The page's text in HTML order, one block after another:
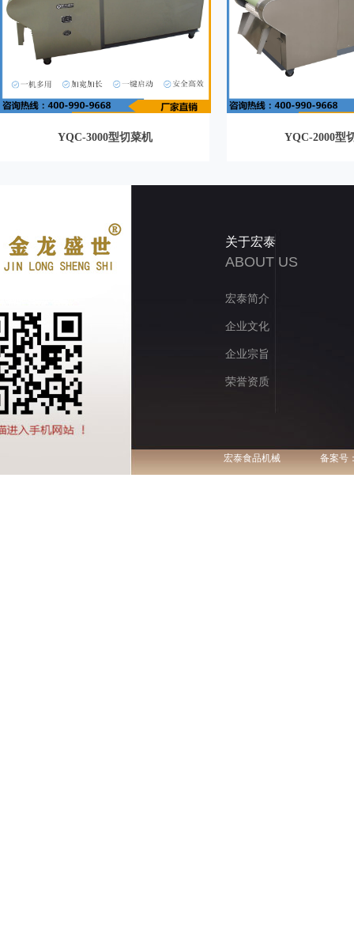
YQC-3000型切菜机 YQC-2000型
关于宏泰
ABOUT US
宏泰简介
企业文化
企业宗旨
荣誉资质
宏泰食品机械 备案号